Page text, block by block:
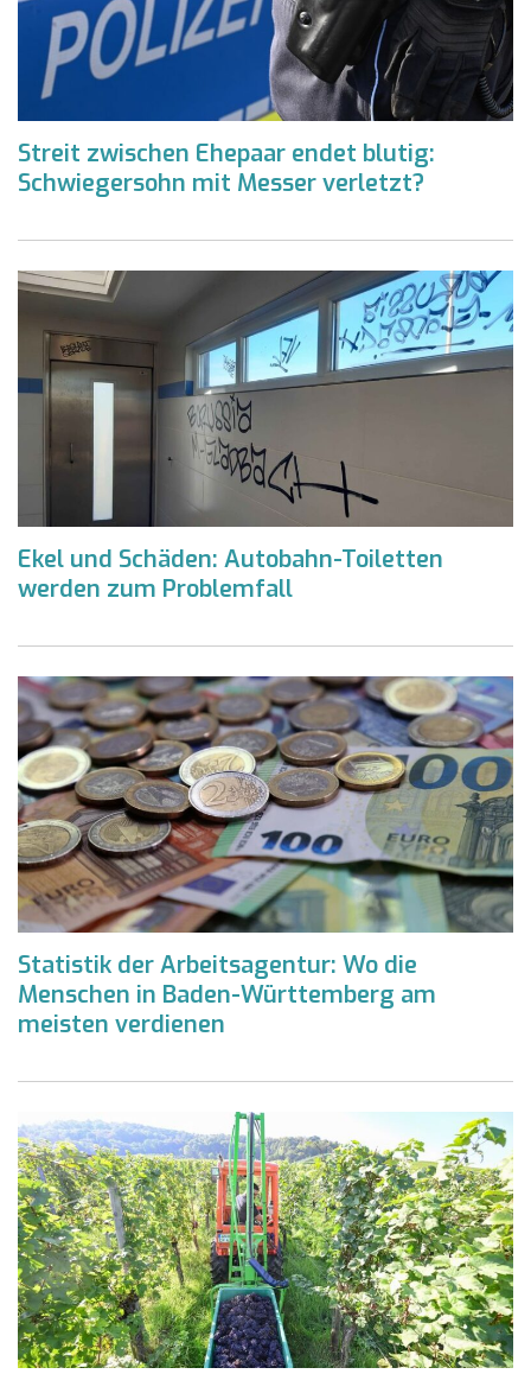
Streit zwischen Ehepaar endet blutig:
Schwiegersohn mit Messer verletzt?
Ekel und Schäden: Autobahn-Toiletten
werden zum Problemfall
Statistik der Arbeitsagentur: Wo die
Menschen in Baden-Württemberg am
meisten verdienen